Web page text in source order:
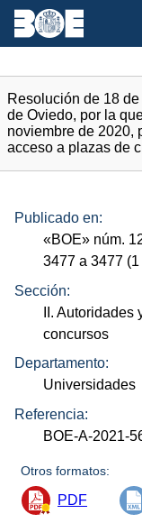
Resolución de 18
de Oviedo, por la
noviembre de 2020,
acceso a plazas de
Publicado en:
«BOE» núm.
3477 a 3477 (1
Sección:
II. Autoridades
concursos
Departamento:
Universidades
Referencia:
BOE-A-2021-
Otros formatos:
PDF